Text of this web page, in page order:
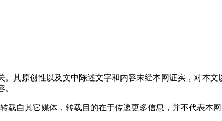
其原创性以及文中陈述文字和内容未经本网证实，对本
载自其它媒体，转载目的在于传递更多信息，并不代表本